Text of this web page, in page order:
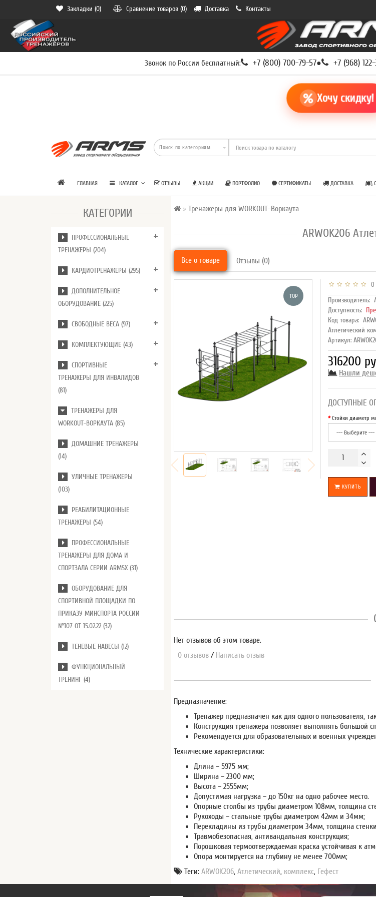
Закладки (0) Сравнение товаров (0) Доставка Контакты
Звонок по России бесплатный: +7 (800) 700-79-57● +7 (968)
Хочу скидку!
ГЛАВНАЯ КАТАЛОГ ОТЗЫВЫ АКЦИИ ПОРТФОЛИО СЕРТИФИКАТЫ ДОСТАВКА
КАТЕГОРИИ
ПРОФЕССИОНАЛЬНЫЕ
ТРЕНАЖЕРЫ (204)
КАРДИОТРЕНАЖЕРЫ (295)
ДОПОЛНИТЕЛЬНОЕ
ОБОРУДОВАНИЕ (225)
СВОБОДНЫЕ ВЕСА (97)
КОМПЛЕКТУЮЩИЕ (43)
СПОРТИВНЫЕ
ТРЕНАЖЕРЫ ДЛЯ ИНВАЛИДОВ
(81)
ТРЕНАЖЕРЫ ДЛЯ
WORKOUT-ВОРКАУТА (85)
ДОМАШНИЕ ТРЕНАЖЕРЫ
(14)
УЛИЧНЫЕ ТРЕНАЖЕРЫ
(103)
РЕАБИЛИТАЦИОННЫЕ
ТРЕНАЖЕРЫ (54)
ПРОФЕССИОНАЛЬНЫЕ
ТРЕНАЖЕРЫ ДЛЯ ДОМА И
СПОРТЗАЛА СЕРИИ ARMSX (31)
ОБОРУДОВАНИЕ ДЛЯ
СПОРТИВНОЙ ПЛОЩАДКИ ПО
ПРИКАЗУ МИНСПОРТА РОССИИ
№107 ОТ 15.02.22 (32)
ТЕНЕВЫЕ НАВЕСЫ (12)
ФУНКЦИОНАЛЬНЫЙ
ТРЕНИНГ (4)
Тренажеры для WORKOUT-Воркаута
ARWOK206
Все о товаре Отзывы (0)
TOP
0
Производитель:
Доступность:
Код товара:
Атлетический
Артикул:
316200
Нашли
ДОСТУПНЫЕ
Стойки диаметр
КУПИТЬ
Нет отзывов об этом товаре.
0 отзывов / Написать отзыв
Предназначение:
Тренажер предназначен как для одного пользователя,
Конструкция тренажера позволяет выполнять большой
Рекомендуется для образовательных и военных
Технические характеристики:
Длина – 5975 мм;
Ширина – 2300 мм;
Высота – 2555мм;
Допустимая нагрузка – до 150кг на одно рабочее место.
Опорные столбы из трубы диаметром 108мм, толщина
Рукоходы – стальные трубы диаметром 42мм и 34мм;
Перекладины из трубы диаметром 34мм, толщина
Травмобезопасная, антивандальная конструкция;
Порошковая термоотверждаемая краска устойчивая к
Опора монтируется на глубину не менее 700мм;
Теги:ARWOK206,Атлетический, комплекс, Гефест